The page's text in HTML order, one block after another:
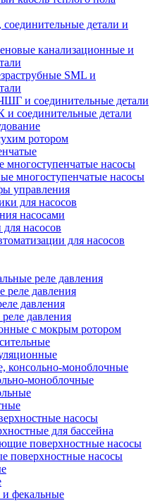
детали и
канализационные и
SML и
и соединительные детали
соединительные детали
ротором
многоступенчатые насосы
многоступенчатые насосы
управления
для насосов
насосами
насосов
для насосов
реле давления
реле давления
давления
давления
с мокрым ротором
консольно-моноблочные
моноблочные
насосы
для бассейна
поверхностные насосы
поверхностные насосы
фекальные